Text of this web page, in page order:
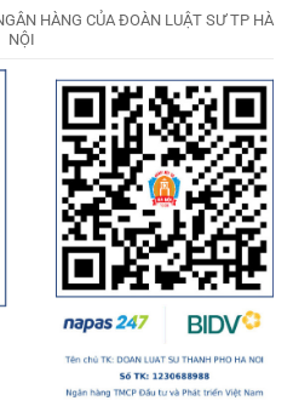
HÀNG CỦA ĐOÀN LUẬT SƯ TP HÀ
NỘI